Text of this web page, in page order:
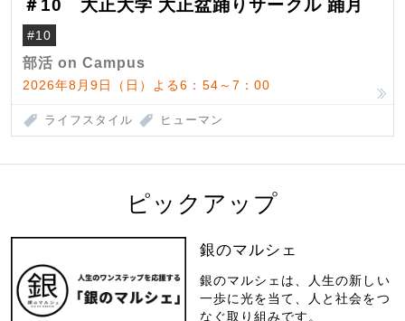
＃10 大正大学 大正盆踊りサークル 踊月
#10
部活 on Campus
2026年8月9日（日）よる6：54～7：00
ライフスタイル ヒューマン
ピックアップ
銀のマルシェ
銀のマルシェは、人生の新しい
一歩に光を当て、人と社会をつ
なぐ取り組みです。